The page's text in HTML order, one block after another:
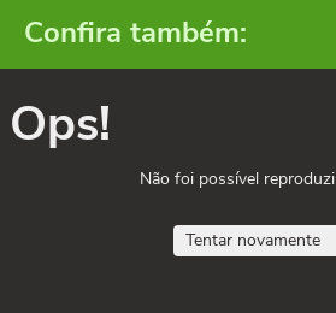
Confira também:
Ops!
Não foi possível
Tentar novamente